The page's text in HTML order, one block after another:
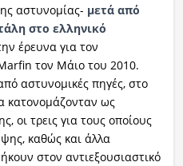
αστυνομίας- μετά από
στο ελληνικό
έρευνα για τον
τον Μάιο του 2010.
αστυνομικές πηγές, στο
κατονομάζονταν ως
οι τρεις για τους οποίους
καθώς και άλλα
στον αντιεξουσιαστικό